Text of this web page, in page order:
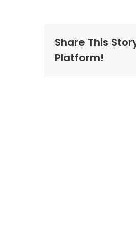
Share This
Platform!